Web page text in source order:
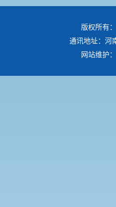
版权所有
通讯地址：河
网站维护